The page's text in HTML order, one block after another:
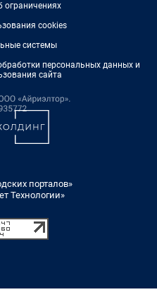
cookies
системы
персональных данных и
сайта
порталов»
Технологии»